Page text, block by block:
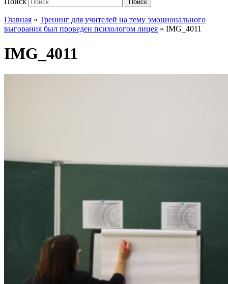
Поиск
Главная » Тренинг для учителей на тему эмоционального
выгорания был проведен психологом лицея » IMG_4011
IMG_4011